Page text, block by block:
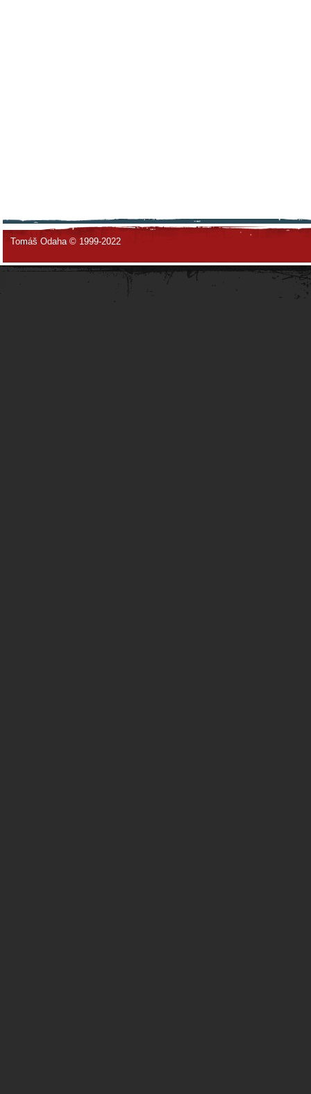
Tomáš Odaha © 1999-2022